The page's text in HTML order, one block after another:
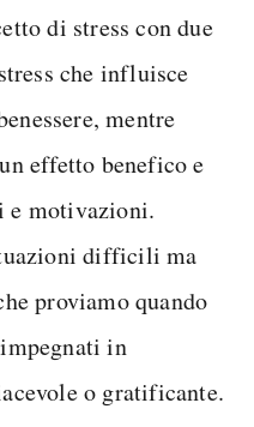
di stress con due
che influisce
mentre
effetto benefico e
e motivazioni.
difficili ma
proviamo quando
in
o gratificante.